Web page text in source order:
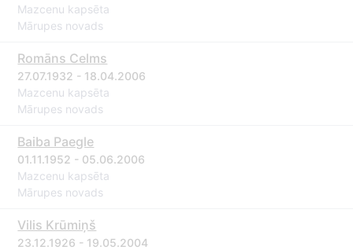
Mazcenu kapsēta
Mārupes novads
Romāns Celms
27.07.1932 - 18.04.2006
Mazcenu kapsēta
Mārupes novads
Baiba Paegle
01.11.1952 - 05.06.2006
Mazcenu kapsēta
Mārupes novads
Vilis Krūmiņš
23.12.1926 - 19.05.2004